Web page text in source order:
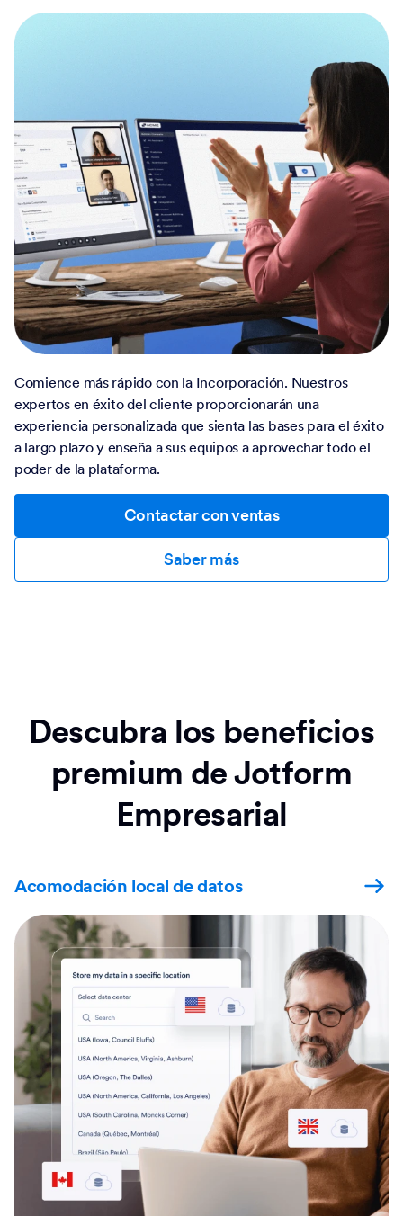
Comience más rápido con la Incorporación. Nuestros
expertos en éxito del cliente proporcionarán una
experiencia personalizada que sienta las bases para el éxito
a largo plazo y enseña a sus equipos a aprovechar todo el
poder de la plataforma.
Contactar con ventas
Saber más
Descubra los beneficios
premium de Jotform
Empresarial
Acomodación local de datos